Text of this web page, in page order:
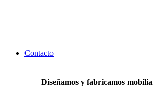
Contacto
Diseñamos y fabricamos